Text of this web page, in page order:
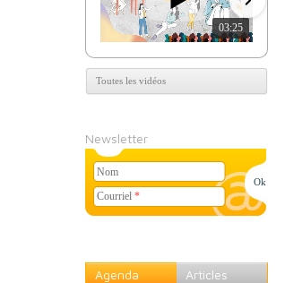
03:25
Toutes les vidéos
Newsletter
Courriel *
Nom
Agenda Articles